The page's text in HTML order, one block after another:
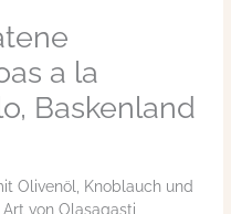
a la
Baskenland
Olivenöl, Knoblauch und
von Olasagasti